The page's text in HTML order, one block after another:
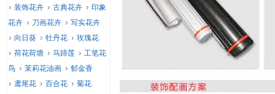
装饰花卉
古典花卉
印象
花卉
刀画花卉
写实花卉
向日葵
牡丹花
玫瑰花
荷花荷塘
马蹄莲
工笔花
鸟
茉莉花油画
郁金香
鸢尾花
百合花
菊花